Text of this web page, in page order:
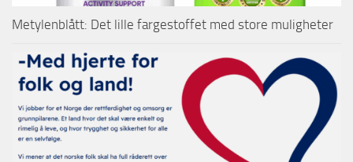
Metylenblått: Det lille fargestoffet med store muligheter